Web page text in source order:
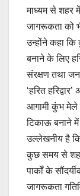
माध्यम से शहर
जागरूकता को
उन्होंने कहा
बनाने के लिए
संरक्षण तथा
‘हरित
आगामी कुंभ मेले
टिकाऊ बनाने में
उल्लेखनीय है कि
कुछ समय से शहर
पार्कों के
जागरूकता